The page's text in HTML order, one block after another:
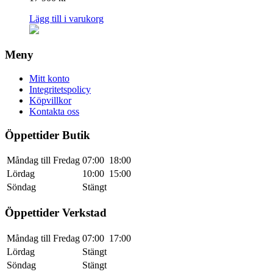
Lägg till i varukorg
Meny
Mitt konto
Integritetspolicy
Köpvillkor
Kontakta oss
Öppettider Butik
Måndag till Fredag 07:00 18:00
Lördag
10:00 15:00
Söndag
Stängt
Öppettider Verkstad
Måndag till Fredag 07:00 17:00
Lördag
Stängt
Söndag
Stängt